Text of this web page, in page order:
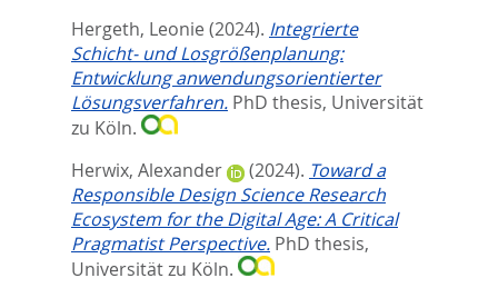
Hergeth, Leonie (2024). Integrierte
Schicht- und Losgrößenplanung:
Entwicklung anwendungsorientierter
Lösungsverfahren. PhD thesis, Universität
zu Köln.
Herwix, Alexander
(2024). Toward a
Responsible Design Science Research
Ecosystem for the Digital Age: A Critical
Pragmatist Perspective. PhD thesis,
Universität zu Köln.